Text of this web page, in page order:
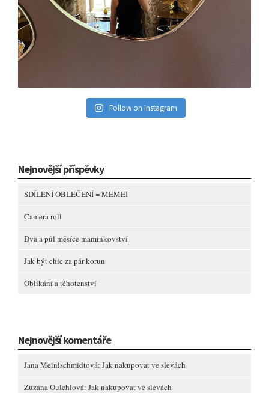
Follow on Instagram
Nejnovější příspěvky
SDÍLENÍ OBLEČENÍ = MEMEI
Camera roll
Dva a půl měsíce maminkovství
Jak být chic za pár korun
Oblíkání a těhotenství
Nejnovější komentáře
Jana Meinlschmidtová: Jak nakupovat ve slevách
Zuzana Oulehlová: Jak nakupovat ve slevách